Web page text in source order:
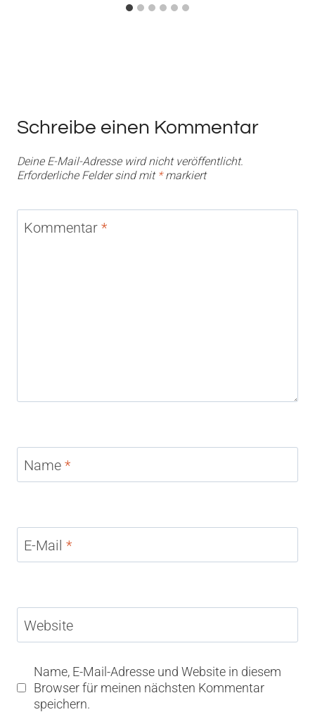
Schreibe einen Kommentar
Deine E-Mail-Adresse wird nicht veröffentlicht.
Erforderliche Felder sind mit *markiert
Kommentar *
Name *
E-Mail *
Website
Name, E-Mail-Adresse und Website in diesem
Browser für meinen nächsten Kommentar
speichern.